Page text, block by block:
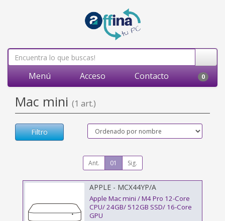
Menú Acceso Contacto 0
Mac mini (1 art.)
Filtro
Ant. 01 Sig.
APPLE - MCX44YP/A
Apple Mac mini / M4 Pro 12-Core
CPU/ 24GB/ 512GB SSD/ 16-Core
GPU